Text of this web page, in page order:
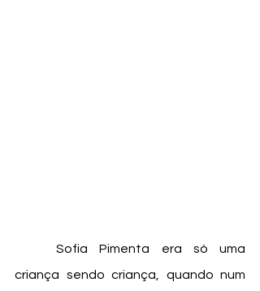
	Sofia Pimenta era só uma
criança sendo criança, quando num